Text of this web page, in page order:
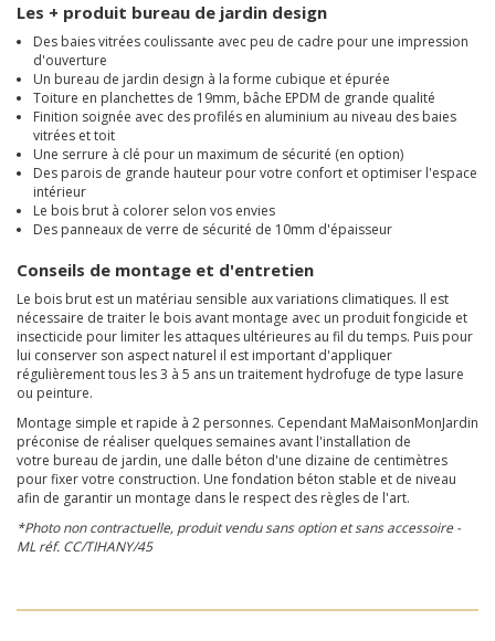
Les + produit bureau de jardin design
Des baies vitrées coulissante avec peu de cadre pour une impression
d'ouverture
Un bureau de jardin design à la forme cubique et épurée
Toiture en planchettes de 19mm, bâche EPDM de grande qualité
Finition soignée avec des profilés en aluminium au niveau des baies
vitrées et toit
Une serrure à clé pour un maximum de sécurité (en option)
Des parois de grande hauteur pour votre confort et optimiser l'espace
intérieur
Le bois brut à colorer selon vos envies
Des panneaux de verre de sécurité de 10mm d'épaisseur
Conseils de montage et d'entretien
Le bois brut est un matériau sensible aux variations climatiques. Il est
nécessaire de traiter le bois avant montage avec un produit fongicide et
insecticide pour limiter les attaques ultérieures au fil du temps. Puis pour
lui conserver son aspect naturel il est important d'appliquer
régulièrement tous les 3 à 5 ans un traitement hydrofuge de type lasure
ou peinture.
Montage simple et rapide à 2 personnes. Cependant MaMaisonMonJardin
préconise de réaliser quelques semaines avant l'installation de
votre bureau de jardin, une dalle béton d'une dizaine de centimètres
pour fixer votre construction. Une fondation béton stable et de niveau
afin de garantir un montage dans le respect des règles de l'art.
*Photo non contractuelle, produit vendu sans option et sans accessoire -
ML réf. CC/TIHANY/45